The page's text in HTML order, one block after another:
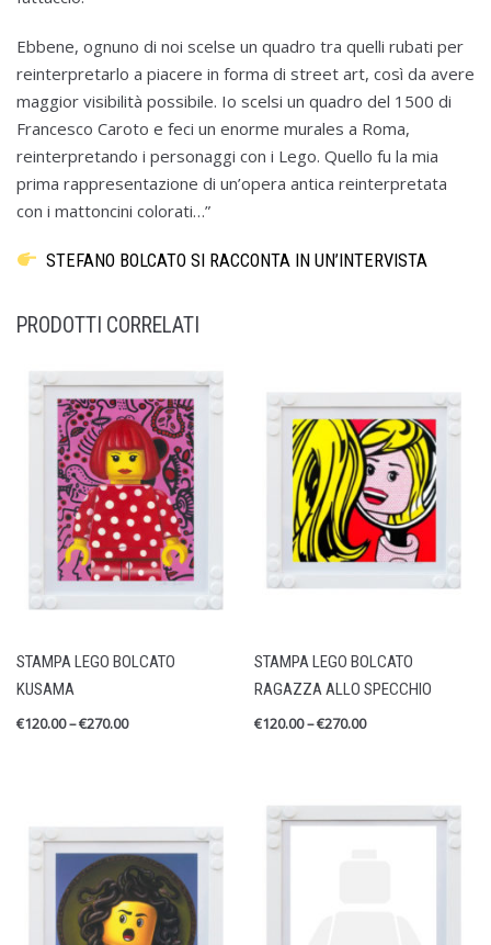
Ebbene, ognuno di noi scelse un quadro tra quelli rubati per
reinterpretarlo a piacere in forma di street art, così da avere
maggior visibilità possibile. Io scelsi un quadro del 1500 di
Francesco Caroto e feci un enorme murales a Roma,
reinterpretando i personaggi con i Lego. Quello fu la mia
prima rappresentazione di un’opera antica reinterpretata
con i mattoncini colorati…”
STEFANO BOLCATO SI RACCONTA IN UN’INTERVISTA
PRODOTTI CORRELATI
STAMPA LEGO BOLCATO
KUSAMA
€120.00–€270.00
STAMPA LEGO BOLCATO
RAGAZZA ALLO SPECCHIO
€120.00–€270.00